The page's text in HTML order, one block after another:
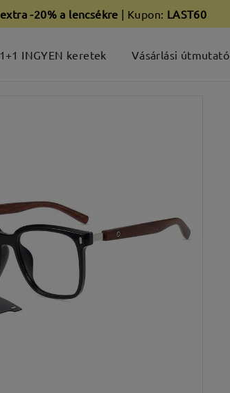
-20% a lencsékre | Kupon: LAST60
1+1 INGYEN keretek Vásárlási útmutató